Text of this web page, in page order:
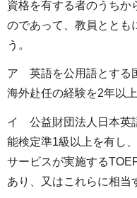
資格を有する者のうちか
のであって、教員ととも
う。
ア 英語を公用語とする
海外赴任の経験を2年以
イ 公益財団法人日本英
能検定準1級以上を有し
サービスが実施する
あり、又はこれらに相当